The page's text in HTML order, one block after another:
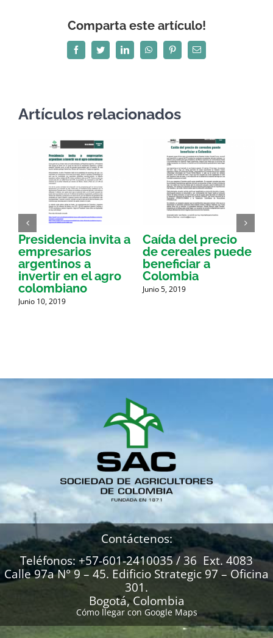
Comparta este artículo!
FacebookTwitterLinkedInWhatsAppPinterestCorreo
electrónico
Artículos relacionados
Presidencia invita a
empresarios
argentinos a
invertir en el agro
colombiano
Junio 10, 2019
Caída del precio
de cereales puede
beneficiar a
Colombia
Junio 5, 2019
Contáctenos:
Teléfonos: +57-601-2410035 / 36 Ext. 4083
Calle 97a N° 9 – 45. Edificio Strategic 97 – Oficina
301.
Bogotá, Colombia
Cómo llegar con Google Maps